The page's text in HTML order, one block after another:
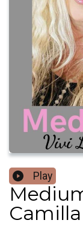
Play
Camilla